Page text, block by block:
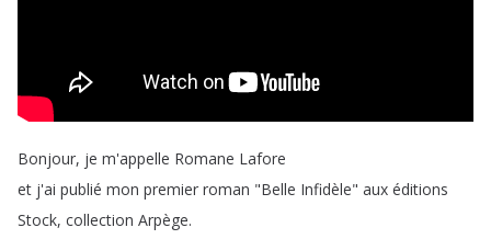
Bonjour, je m'appelle Romane Lafore
et j'ai publié mon premier roman "Belle Infidèle" aux éditions
Stock, collection Arpège.